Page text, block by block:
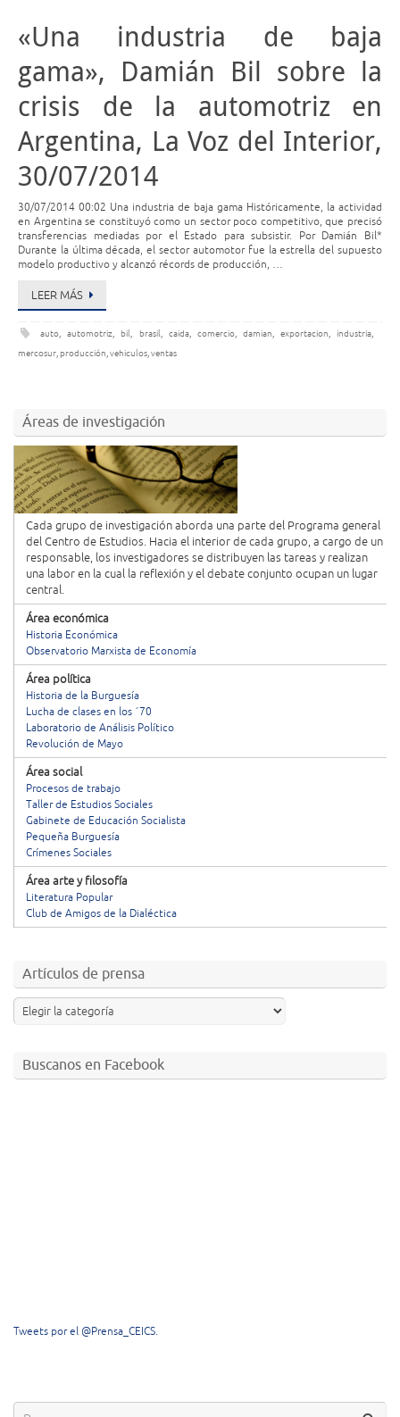
«Una industria de baja
gama», Damián Bil sobre la
crisis de la automotriz en
Argentina, La Voz del Interior,
30/07/2014
30/07/2014 00:02 Una industria de baja gama Históricamente, la actividad
en Argentina se constituyó como un sector poco competitivo, que precisó
transferencias mediadas por el Estado para subsistir. Por Damián Bil*
Durante la última década, el sector automotor fue la estrella del supuesto
modelo productivo y alcanzó récords de producción, …
LEER MÁS
auto,automotriz, bil, brasil, caida, comercio, damian, exportacion,industria,
mercosur, producción,vehiculos,ventas
Áreas de investigación
Cada grupo de investigación aborda una parte del Programa general
del Centro de Estudios. Hacia el interior de cada grupo, a cargo de un
responsable, los investigadores se distribuyen las tareas y realizan
una labor en la cual la reflexión y el debate conjunto ocupan un lugar
central.
Área económica
Historia Económica
Observatorio Marxista de Economía
Área política
Historia de la Burguesía
Lucha de clases en los ´70
Laboratorio de Análisis Político
Revolución de Mayo
Área social
Procesos de trabajo
Taller de Estudios Sociales
Gabinete de Educación Socialista
Pequeña Burguesía
Crímenes Sociales
Área arte y filosofía
Literatura Popular
Club de Amigos de la Dialéctica
Artículos de prensa
Buscanos en Facebook
Tweets por el @Prensa_CEICS.